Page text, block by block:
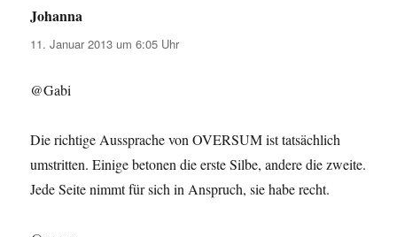
Johanna
11. Januar 2013 um 6:05 Uhr
@Gabi
Die richtige Aussprache von OVERSUM ist tatsächlich
umstritten. Einige betonen die erste Silbe, andere die zweite.
Jede Seite nimmt für sich in Anspruch, sie habe recht.